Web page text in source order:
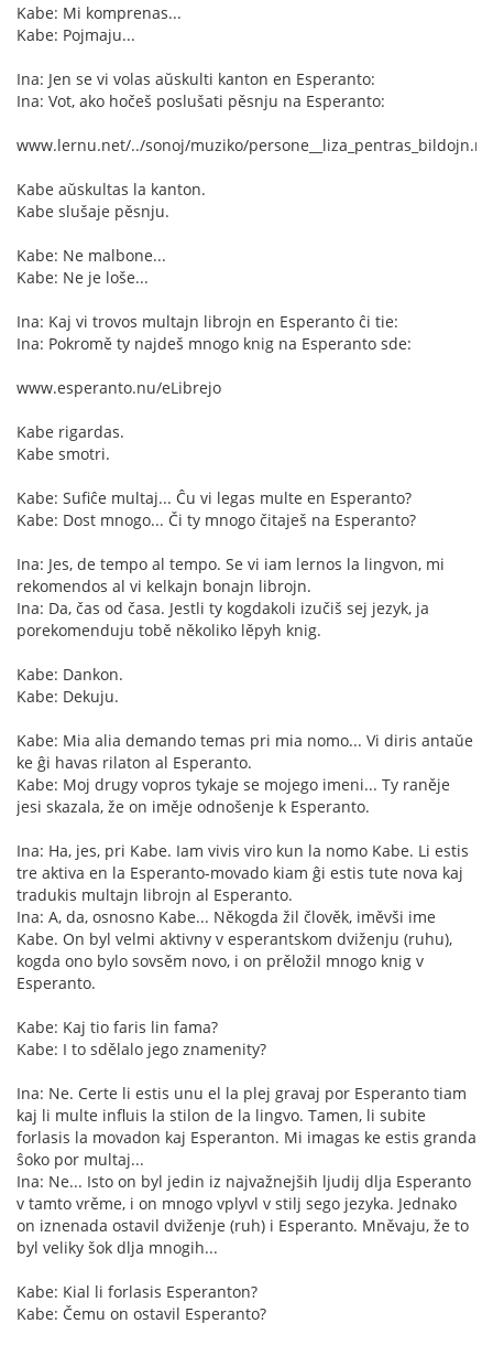
Kabe: Mi komprenas...
Kabe: Pojmaju...
Ina: Jen se vi volas aŭskulti kanton en Esperanto:
Ina: Vot, ako hočeš poslušati pěsnju na Esperanto:
www.lernu.net/../sonoj/muziko/
Kabe aŭskultas la kanton.
Kabe slušaje pěsnju.
Kabe: Ne malbone...
Kabe: Ne je loše...
Ina: Kaj vi trovos multajn librojn en Esperanto ĉi tie:
Ina: Pokromě ty najdeš mnogo knig na Esperanto sde:
www.esperanto.nu/eLibrejo
Kabe rigardas.
Kabe smotri.
Kabe: Sufiĉe multaj... Ĉu vi legas multe en Esperanto?
Kabe: Dost mnogo... Či ty mnogo čitaješ na Esperanto?
Ina: Jes, de tempo al tempo. Se vi iam lernos la lingvon, mi
rekomendos al vi kelkajn bonajn librojn.
Ina: Da, čas od časa. Jestli ty kogdakoli izučiš sej jezyk, ja
porekomenduju tobě několiko lěpyh knig.
Kabe: Dankon.
Kabe: Dekuju.
Kabe: Mia alia demando temas pri mia nomo... Vi diris antaŭe
ke ĝi havas rilaton al Esperanto.
Kabe: Moj drugy vopros tykaje se mojego imeni... Ty raněje
jesi skazala, že on iměje odnošenje k Esperanto.
Ina: Ha, jes, pri Kabe. Iam vivis viro kun la nomo Kabe. Li estis
tre aktiva en la Esperanto-movado kiam ĝi estis tute nova kaj
tradukis multajn librojn al Esperanto.
Ina: A, da, osnosno Kabe... Někogda žil člověk, iměvši ime
Kabe. On byl velmi aktivny v esperantskom dviženju (ruhu),
kogda ono bylo sovsěm novo, i on prěložil mnogo knig v
Esperanto.
Kabe: Kaj tio faris lin fama?
Kabe: I to sdělalo jego znamenity?
Ina: Ne. Certe li estis unu el la plej gravaj por Esperanto tiam
kaj li multe influis la stilon de la lingvo. Tamen, li subite
forlasis la movadon kaj Esperanton. Mi imagas ke estis granda
ŝoko por multaj...
Ina: Ne... Isto on byl jedin iz najvažnejših ljudij dlja Esperanto
v tamto vrěme, i on mnogo vplyvl v stilj sego jezyka. Jednako
on iznenada ostavil dviženje (ruh) i Esperanto. Mněvaju, že to
byl veliky šok dlja mnogih...
Kabe: Kial li forlasis Esperanton?
Kabe: Čemu on ostavil Esperanto?